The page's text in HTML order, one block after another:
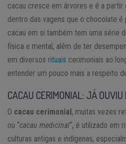
cacau cresce em árvores e é a partir
dentro das vagens que o chocolate
cacau em si também tem uma série
física e mental, além de ter
em diversos rituais cerimoniais ao
entender um pouco mais a respeito
CACAU CERIMONIAL: JÁ OUVIU
O cacau cerimonial, muitas vezes
ou “cacau medicinal“, é utilizado em
culturas antigas e indígenas,